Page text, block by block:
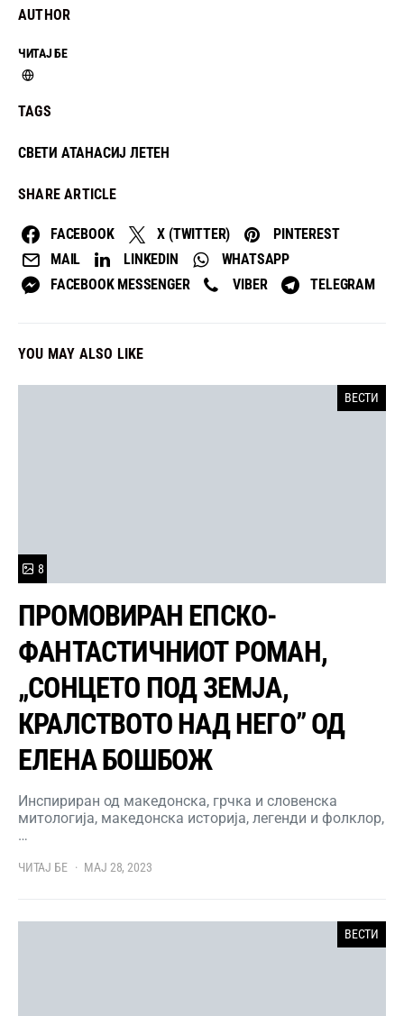
AUTHOR
ЧИТАЈ БЕ
TAGS
СВЕТИ АТАНАСИЈ ЛЕТЕН
SHARE ARTICLE
FACEBOOK X (TWITTER)
PINTEREST
MAIL
LINKEDIN
WHATSAPP
FACEBOOK MESSENGER
VIBER TELEGRAM
YOU MAY ALSO LIKE
ВЕСТИ
8
ПРОМОВИРАН ЕПСКО-
ФАНТАСТИЧНИОТ РОМАН,
„СОНЦЕТО ПОД ЗЕМЈА,
КРАЛСТВОТО НАД НЕГО” ОД
ЕЛЕНА БОШБОЖ
Инспириран од македонска, грчка и словенска
митологија, македонска историја, легенди и фолклор,
…
ЧИТАЈ БЕ МАЈ 28, 2023
ВЕСТИ